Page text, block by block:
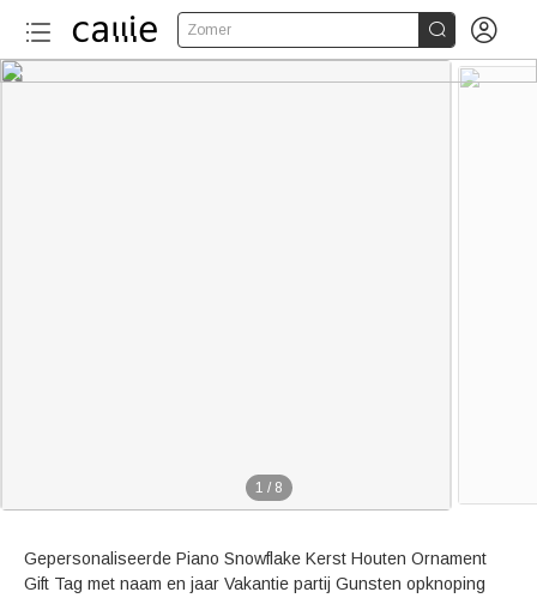
Zomer  
1 / 8
Gepersonaliseerde Piano Snowflake Kerst Houten Ornament
Gift Tag met naam en jaar Vakantie partij Gunsten opknoping